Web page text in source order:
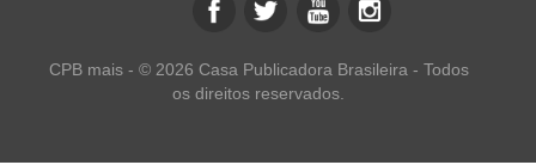
CPB mais - © 2026 Casa Publicadora Brasileira - Todos
os direitos reservados.